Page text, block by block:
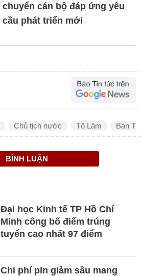
chuyển cán bộ đáp ứng yêu
cầu phát triển mới
Chủ tịch nước Tô Lâm Ban
BÌNH LUẬN
Đại học Kinh tế TP Hồ Chí
Minh công bố điểm trúng
tuyển cao nhất 97 điểm
Chi phí pin giảm sâu mang